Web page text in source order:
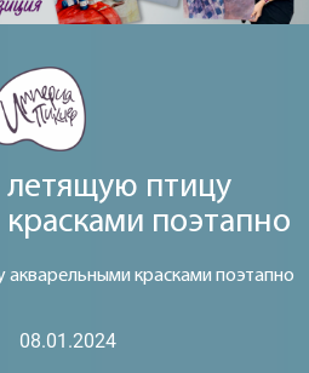
летящую птицу
поэтапно
красками поэтапно
08.01.2024